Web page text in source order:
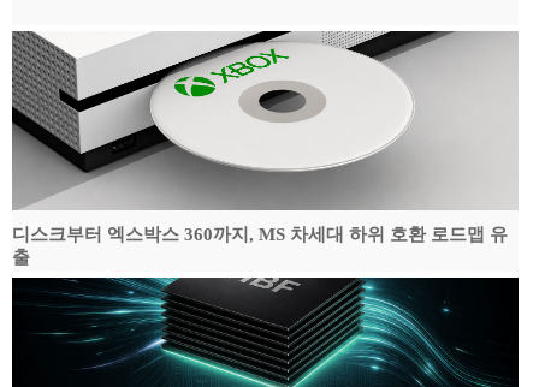
디스크부터 엑스박스 360까지, MS 차세대 하위 호환 로드맵 유
출